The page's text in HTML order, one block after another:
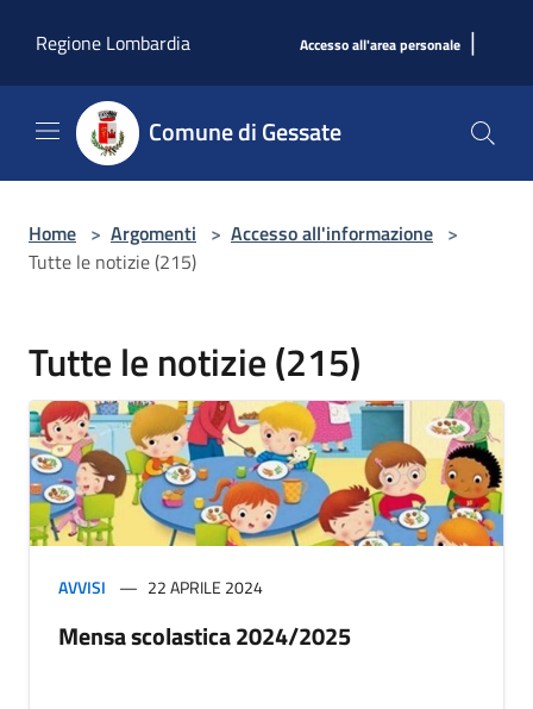
Regione Lombardia
Accesso all'area personale |
Comune di Gessate
Home > Argomenti > Accesso all'informazione >
Tutte le notizie (215)
Tutte le notizie (215)
AVVISI 22 APRILE 2024
Mensa scolastica 2024/2025